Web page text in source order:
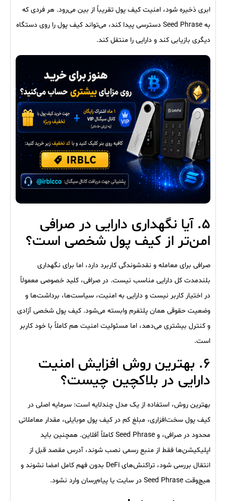
ابری ذخیره شود، امنیت کیف پول تقریباً از بین می‌رود. هر فردی که
به Seed Phrase دسترسی پیدا کند، می‌تواند کیف پول را روی دستگاه
دیگری بازیابی کند و دارایی را منتقل کند.
۵. آیا نگهداری دارایی در صرافی
امن‌تر از کیف پول شخصی است؟
صرافی برای معامله و نقدشوندگی کاربرد دارد، اما برای نگهداری
بلندمدت کل دارایی مناسب نیست. در صرافی، کلید خصوصی معمولاً
در اختیار کاربر نیست و دارایی به امنیت، سیاست‌ها، برداشت‌ها و
وضعیت حقوقی همان پلتفرم وابسته می‌شود. کیف پول شخصی آزادی
و کنترل بیشتری می‌دهد، اما مسئولیت امنیت هم کاملاً با خود کاربر
است.
۶. بهترین روش افزایش امنیت
دارایی در بلاکچین چیست؟
بهترین روش، استفاده از یک مدل چندلایه است: سرمایه اصلی در
کیف پول سخت‌افزاری، مبلغ کم در کیف پول موبایلی، مقدار معاملاتی
محدود در صرافی، و Seed Phrase کاملاً آفلاین. همچنین باید
اپلیکیشن‌ها فقط از منبع رسمی نصب شوند، آدرس مقصد قبل از
انتقال بررسی شود، تراکنش‌های DeFi بدون فهم کامل امضا نشوند و
هیچ‌وقت Seed Phrase در سایت یا پیام‌رسان وارد نشود.